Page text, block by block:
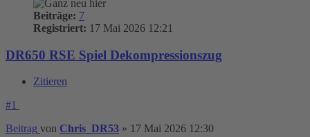
Beiträge: 7
Registriert: 17 Mai 2026 12:21
DR650 RSE Spiel Dekompressionszug
Zitieren
#1
Beitrag von Chris_DR53 » 17 Mai 2026 12:30